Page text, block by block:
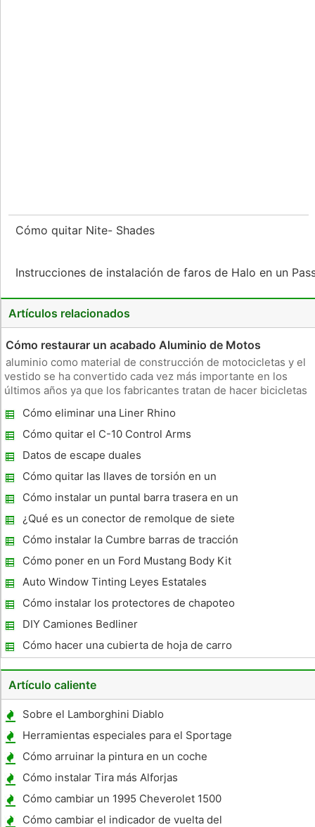
Cómo quitar Nite- Shades
Instrucciones de instalación de faros de Halo en un
Artículos relacionados
Cómo restaurar un acabado Aluminio de Motos
aluminio como material de construcción de motocicletas y el
vestido se ha convertido cada vez más importante en los
últimos años ya que los fabricantes tratan de hacer bicicletas
tiene el mismo brillo que el cromo hace, y así optar por piez
Cómo eliminar una Liner Rhino
Cómo quitar el C-10 Control Arms
Datos de escape duales
Cómo quitar las llaves de torsión en un
Chevy Colorado
Cómo instalar un puntal barra trasera en un
Del Sol
¿Qué es un conector de remolque de siete
pines?
Cómo instalar la Cumbre barras de tracción
Cómo poner en un Ford Mustang Body Kit
1998
Auto Window Tinting Leyes Estatales
Cómo instalar los protectores de chapoteo
en una Silverado
DIY Camiones Bedliner
Cómo hacer una cubierta de hoja de carro
Artículo caliente
Sobre el Lamborghini Diablo
Herramientas especiales para el Sportage
Kia
Cómo arruinar la pintura en un coche
Cómo instalar Tira más Alforjas
Cómo cambiar un 1995 Cheverolet 1500
Piloto
Cómo cambiar el indicador de vuelta del